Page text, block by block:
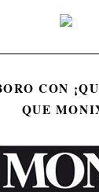
CON
QUE